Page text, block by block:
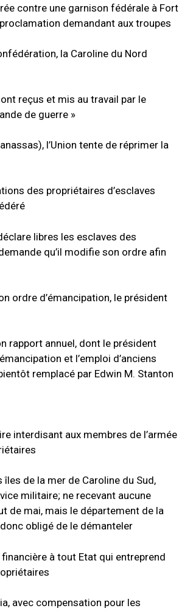
contre une garnison fédérale à Fort
demandant aux troupes
la Caroline du Nord
reçus et mis au travail par le
de guerre »
l’Union tente de réprimer la
des propriétaires d’esclaves
libres les esclaves des
qu’il modifie son ordre afin
ordre d’émancipation, le président
rapport annuel, dont le président
et l’emploi d’anciens
remplacé par Edwin M. Stanton
interdisant aux membres de l’armée
îles de la mer de Caroline du Sud,
militaire; ne recevant aucune
de mai, mais le département de la
obligé de le démanteler
à tout Etat qui entreprend
avec compensation pour les